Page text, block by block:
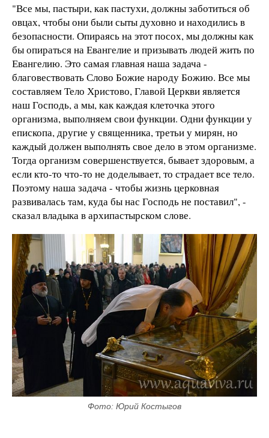
"Все мы, пастыри, как пастухи, должны заботиться об
овцах, чтобы они были сыты духовно и находилисьв
безопасности. Опираясь на этот посох, мы должны как
бы опираться на Евангелие и призывать людей жить по
Евангелию. Это самая главная наша задача -
благовествовать Слово Божие народу Божию. Все мы
составляем Тело Христово, Главой Церкви является
наш Господь, а мы, как каждая клеточка этого
организма, выполняем свои функции. Одни функции у
епископа, другие у священника, третьи у мирян, но
каждый должен выполнять свое дело в этом организме.
Тогда организм совершенствуется, бывает здоровым, а
если кто-то что-то не доделывает, то страдает все тело.
Поэтому наша задача - чтобы жизнь церковная
развивалась там, куда бы нас Господь не поставил", -
сказал владыка в архипастырском слове.
Фото: Юрий Костыгов